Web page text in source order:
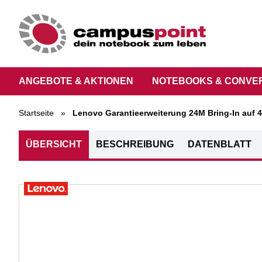
ANGEBOTE & AKTIONEN NOTEBOOKS &
Startseite » Lenovo Garantieerweiterung 24M Bring-In auf
ÜBERSICHT BESCHREIBUNG DATENBLATT